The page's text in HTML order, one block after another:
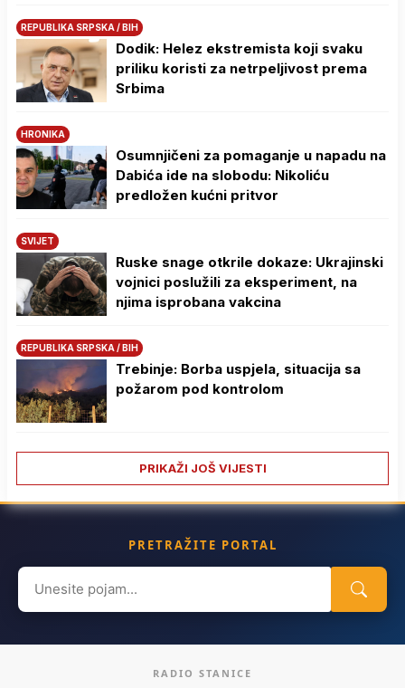
REPUBLIKA SRPSKA / BIH
Dodik: Helez ekstremista koji svaku
priliku koristi za netrpeljivost prema
Srbima
HRONIKA
Osumnjičeni za pomaganje u napadu na
Dabića ide na slobodu: Nikoliću
predložen kućni pritvor
SVIJET
Ruske snage otkrile dokaze: Ukrajinski
vojnici poslužili za eksperiment, na
njima isprobana vakcina
REPUBLIKA SRPSKA / BIH
Trebinje: Borba uspjela, situacija sa
požarom pod kontrolom
PRIKAŽI JOŠ VIJESTI
PRETRAŽITE PORTAL
Search
for:
RADIO STANICE